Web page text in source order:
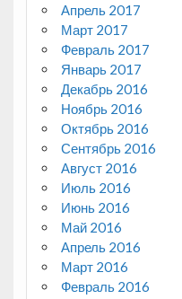
Апрель 2017
Март 2017
Февраль 2017
Январь 2017
Декабрь 2016
Ноябрь 2016
Октябрь 2016
Сентябрь 2016
Август 2016
Июль 2016
Июнь 2016
Май 2016
Апрель 2016
Март 2016
Февраль 2016